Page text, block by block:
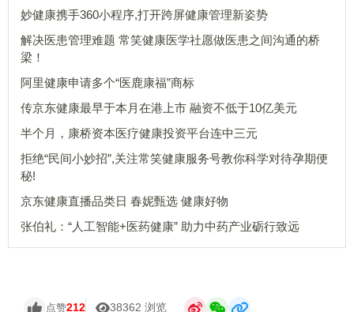
妙健康携手360小程序,打开跨屏健康管理新姿势
解决医患管理难题 常笑健康医学社愿做医患之间沟通的桥
梁！
阿里健康申请多个“医鹿康福”商标
传京东健康最早于本月在港上市 融资不低于10亿美元
半个月，康桥资本医疗健康投资平台连中三元
拒绝“民间小妙招”,关注常笑健康服务号教你科学对待孕期便
秘!
京东健康直播品类日 春妮甄选 健康好物
张伯礼：“人工智能+医药健康” 助力中药产业砺行致远
点赞212 38362 浏览